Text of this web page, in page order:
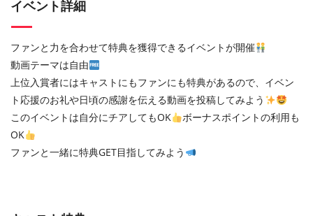
イベント詳細
ファンと力を合わせて特典を獲得できるイベントが開催
動画テーマは自由
上位入賞者にはキャストにもファンにも特典があるので、イベン
ト応援のお礼や日頃の感謝を伝える動画を投稿してみよう
このイベントは自分にチアしてもOK
ボーナスポイントの利用も
OK
ファンと一緒に特典GET目指してみよう